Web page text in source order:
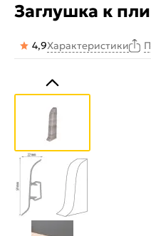
Заглушка к
4,9Характеристики